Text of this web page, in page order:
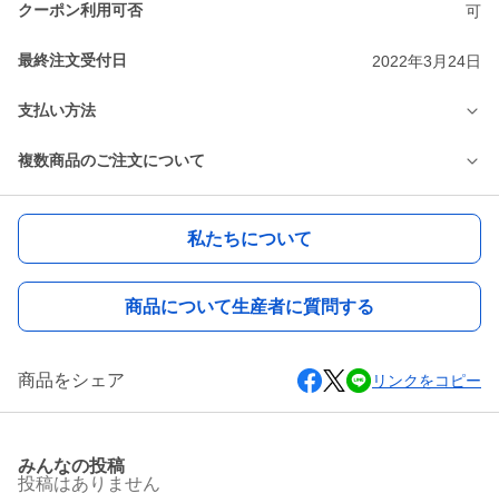
クーポン利用可否 可
最終注文受付日 2022年3月24日
支払い方法
複数商品のご注文について
私たちについて
商品について生産者に質問する
商品をシェア リンクをコピー
みんなの投稿
投稿はありません